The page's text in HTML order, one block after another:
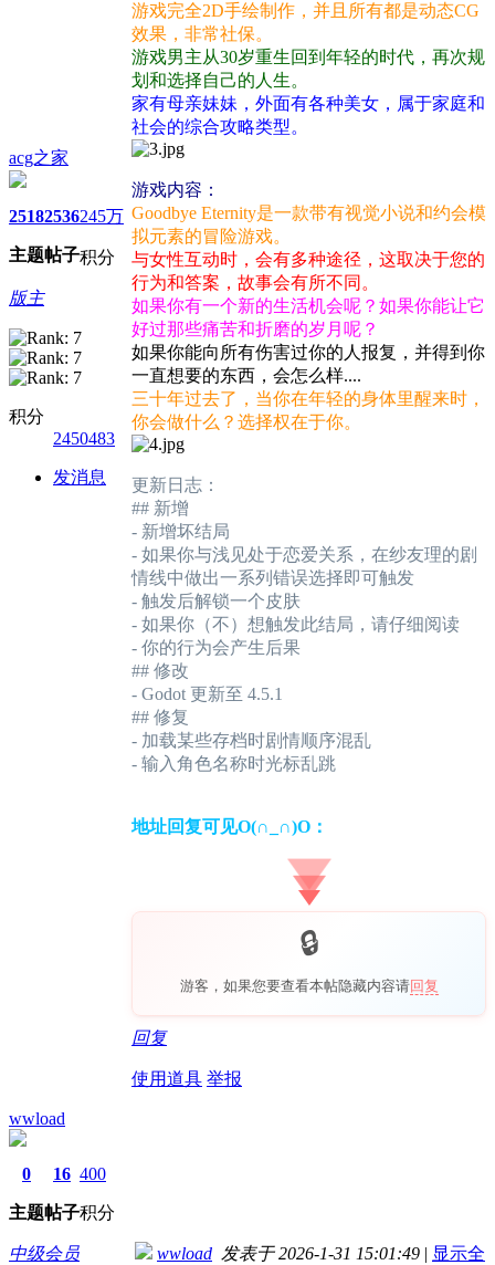
acg之家
2518
主题
2536
帖子
245万
积分
版主
积分
2450483
发消息
游戏完全2D手绘制作，并且所有都是动态CG
效果，非常社保。
游戏男主从30岁重生回到年轻的时代，再次规
划和选择自己的人生。
家有母亲妹妹，外面有各种美女，属于家庭和
社会的综合攻略类型。
游戏内容：
Goodbye Eternity是一款带有视觉小说和约会模
拟元素的冒险游戏。
与女性互动时，会有多种途径，这取决于您的
行为和答案，故事会有所不同。
如果你有一个新的生活机会呢？如果你能让它
好过那些痛苦和折磨的岁月呢？
如果你能向所有伤害过你的人报复，并得到你
一直想要的东西，会怎么样....
三十年过去了，当你在年轻的身体里醒来时，
你会做什么？选择权在于你。
更新日志：
## 新增
- 新增坏结局
- 如果你与浅见处于恋爱关系，在纱友理的剧
情线中做出一系列错误选择即可触发
- 触发后解锁一个皮肤
- 如果你（不）想触发此结局，请仔细阅读
- 你的行为会产生后果
## 修改
- Godot 更新至 4.5.1
## 修复
- 加载某些存档时剧情顺序混乱
- 输入角色名称时光标乱跳
地址回复可见O(∩_∩)O：
游客，如果您要查看本帖隐藏内容请回复
回复
使用道具 举报
wwload
0
主题
16
帖子
400
积分
中级会员 wwload 发表于 2026-1-31 15:01:49 | 显示全